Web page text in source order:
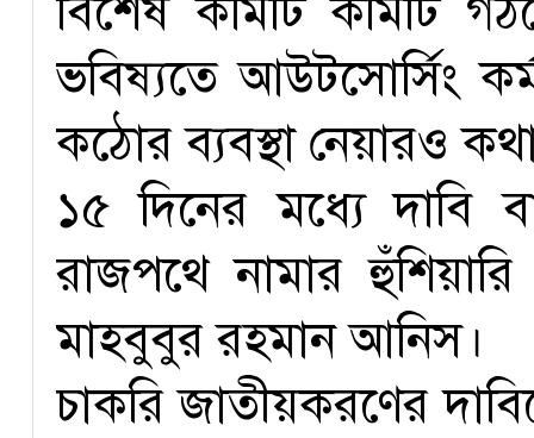
বিশেষ কমিটি কমিটি
ভবিষ্যতে আউটসোর্সিং
কঠোর ব্যবস্থা নেয়ারও
১৫ দিনের মধ্যে দাবি
রাজপথে নামার
মাহবুবুর রহমান আনিস।
চাকরি জাতীয়করণের